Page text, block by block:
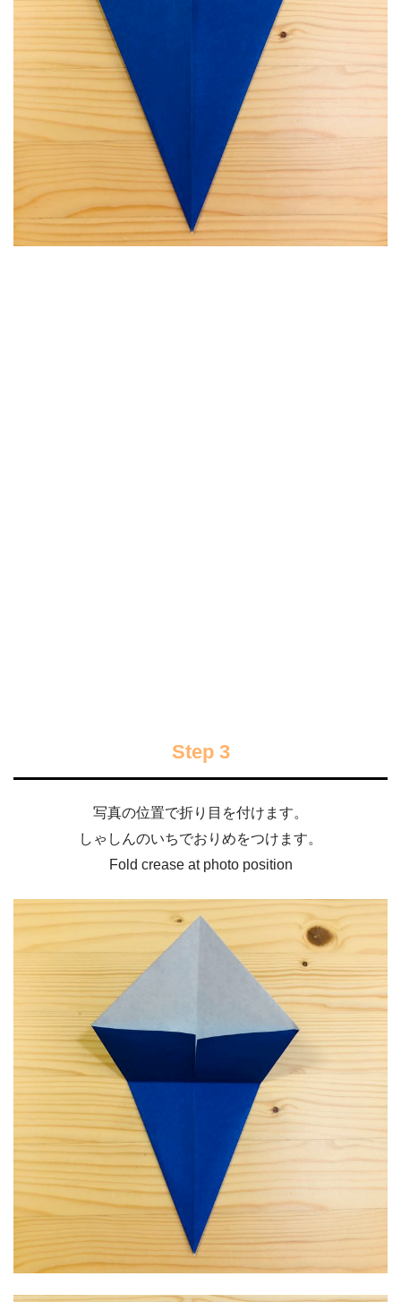
Step 3
写真の位置で折り目を付けます。
しゃしんのいちでおりめをつけます。
Fold crease at photo position